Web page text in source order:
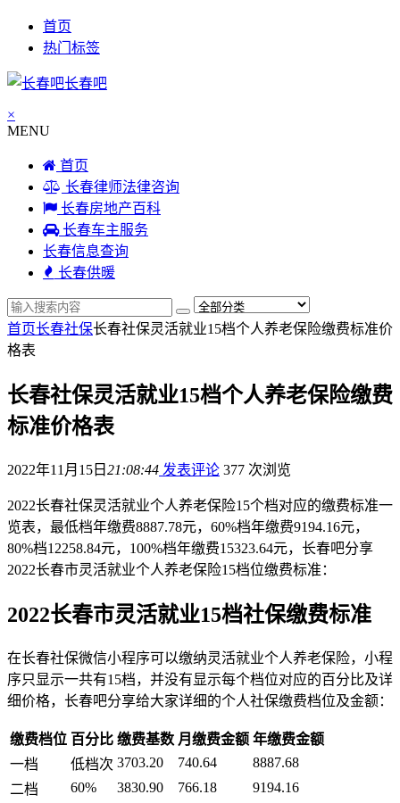
首页
热门标签
长春吧
×
MENU
首页
长春律师法律咨询
长春房地产百科
长春车主服务
长春信息查询
长春供暖
首页长春社保长春社保灵活就业15档个人养老保险缴费标准价
格表
长春社保灵活就业15档个人养老保险缴费
标准价格表
2022年11月15日 21:08:44 发表评论 377 次浏览
2022长春社保灵活就业个人养老保险15个档对应的缴费标准一
览表，最低档年缴费8887.78元，60%档年缴费9194.16元，
80%档12258.84元，100%档年缴费15323.64元，长春吧分享
2022长春市灵活就业个人养老保险15档位缴费标准：
2022长春市灵活就业15档社保缴费标准
在长春社保微信小程序可以缴纳灵活就业个人养老保险，小程
序只显示一共有15档，并没有显示每个档位对应的百分比及详
细价格，长春吧分享给大家详细的个人社保缴费档位及金额：
缴费档位 百分比 缴费基数 月缴费金额 年缴费金额
一档
低档次 3703.20 740.64
8887.68
二档
60% 3830.90 766.18
9194.16